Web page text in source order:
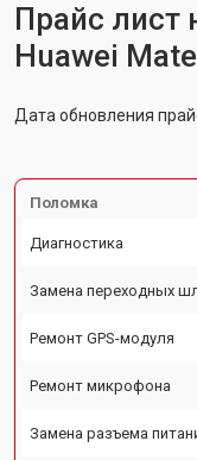
Прайс лист
Huawei
Дата обновления
Поломка
Диагностика
Замена переходных
Ремонт GPS-модуля
Ремонт микрофона
Замена разъема